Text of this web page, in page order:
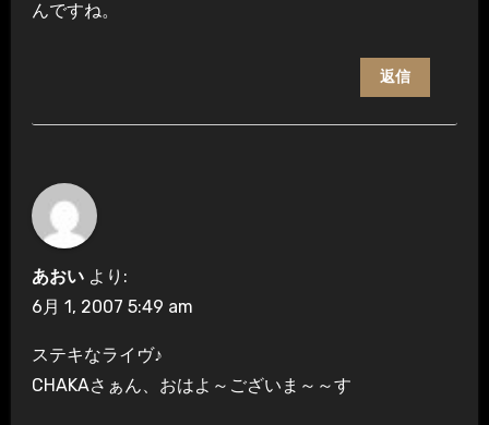
んですね。
返信
あおい より:
6月 1, 2007 5:49 am
ステキなライヴ♪
CHAKAさぁん、おはよ～ございま～～す